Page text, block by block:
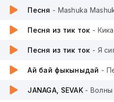
Песня - Mashuka
Песня из тик ток -
Песня из тик ток - Я
Ай бай фыкыныдай -
JANAGA, SEVAK -